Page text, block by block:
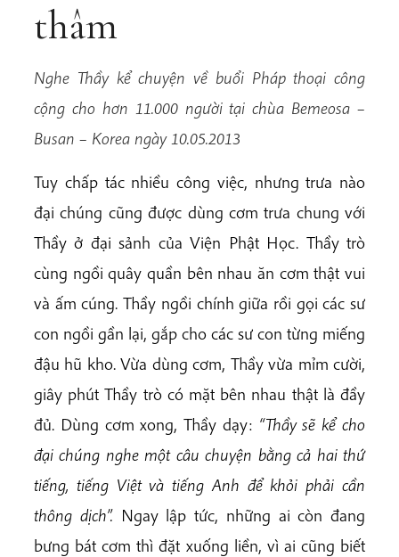
thâm
Nghe Thầy kể chuyện về buổi Pháp thoại công
cộng cho hơn 11.000 người tại chùa Bemeosa –
Busan – Korea ngày 10.05.2013
Tuy chấp tác nhiều công việc, nhưng trưa nào
đại chúng cũng được dùng cơm trưa chung với
Thầy ở đại sảnh của Viện Phật Học. Thầy trò
cùng ngồi quây quần bên nhau ăn cơm thật vui
và ấm cúng. Thầy ngồi chính giữa rồi gọi các sư
con ngồi gần lại, gắp cho các sư con từng miếng
đậu hũ kho. Vừa dùng cơm, Thầy vừa mỉm cười,
giây phút Thầy trò có mặt bên nhau thật là đầy
đủ. Dùng cơm xong, Thầy dạy: “Thầy sẽ kể cho
đại chúng nghe một câu chuyện bằng cả hai thứ
tiếng, tiếng Việt và tiếng Anh để khỏi phải cần
thông dịch”.Ngay lập tức, những ai còn đang
bưng bát cơm thì đặt xuống liền, vì ai cũng biết